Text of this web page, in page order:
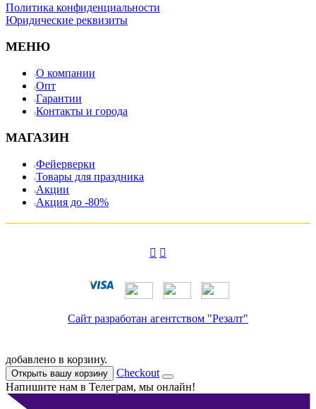
Политика конфиденциальности
Юридические реквизиты
МЕНЮ
О компании
Опт
Гарантии
Контакты и города
МАГАЗИН
Фейерверки
Товары для праздника
Акции
Акция до -80%
Сайт разработан агентством "Резалт"
добавлено в корзину.
Открыть вашу корзину
Checkout
Напишите нам в Телеграм, мы онлайн!